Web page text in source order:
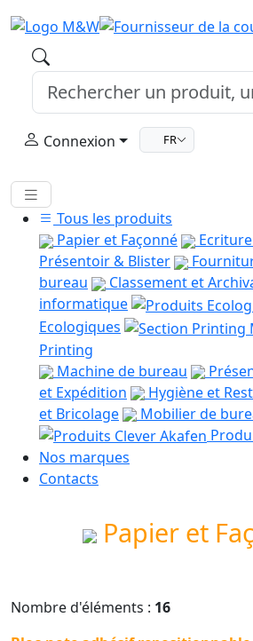
Connexion FR
Tous les produits
Papier et Façonné
Présentoir & Blister
bureau
Classement et
informatique
Ecologiques
Printing
Machine de bureau
et Expédition
Hygiène et
et Bricolage
Mobilier de
Nos marques
Contacts
Papier et
Nombre d'éléments : 16